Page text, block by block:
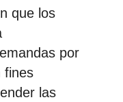
que los
por
fines
las